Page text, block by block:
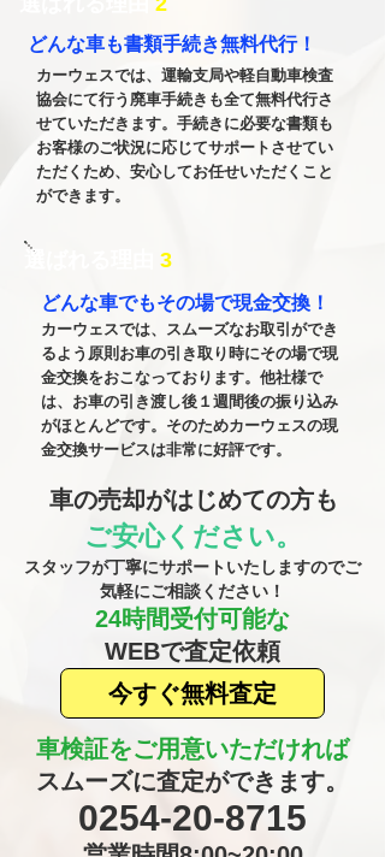
どんな車も​書類手続き無料代行！
カーウェスでは、運輸支局や軽自動車検査
協会にて行う廃車手続きも全て無料代行さ
せていただきます。手続きに必要な書類も
お客様のご状況に応じてサポートさせてい
ただくため、安心してお任せいただくこと
ができます。
3
​どんな車でもその場で現金交換！
カーウェスでは、スムーズなお取引ができ
るよう原則お車の引き取り時にその場で現
金交換をおこなっております。他社様で
は、お車の引き渡し後１週間後の振り込み
がほとんどです。そのためカーウェスの現
金交換サービスは非常に好評です。
車の売却がはじめての方も
ご安心ください。
​スタッフが丁寧にサポートいたしますのでご
気軽にご相談ください！
24時間受付可能な
​WEBで査定依頼
今すぐ無料査定
車検証をご用意いただければ
​スムーズに査定ができます。
​0254-20-8715